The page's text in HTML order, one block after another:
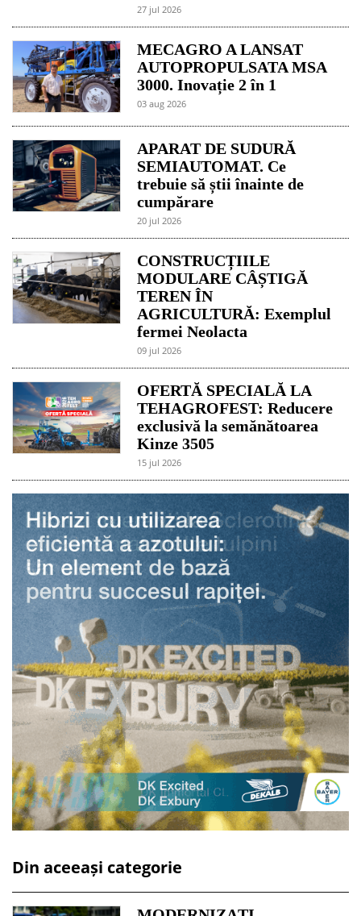
27 jul 2026
MECAGRO A LANSAT
AUTOPROPULSATA MSA
3000. Inovație 2 în 1
03 aug 2026
APARAT DE SUDURĂ
SEMIAUTOMAT. Ce
trebuie să știi înainte de
cumpărare
20 jul 2026
CONSTRUCȚIILE
MODULARE CÂȘTIGĂ
TEREN ÎN
AGRICULTURĂ: Exemplul
fermei Neolacta
09 jul 2026
OFERTĂ SPECIALĂ LA
TEHAGROFEST: Reducere
exclusivă la semănătoarea
Kinze 3505
15 jul 2026
Din aceeași categorie